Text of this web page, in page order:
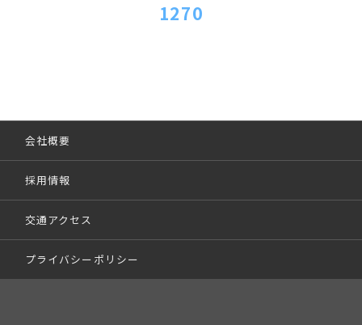
1270
会社概要
採用情報
交通アクセス
プライバシーポリシー